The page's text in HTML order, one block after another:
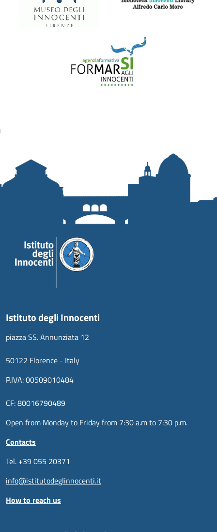
Istituto degli Innocenti
piazza SS. Annunziata 12
50122 Florence - Italy
P.IVA: 00509010484
CF: 80016790489
Open from Monday to Friday from 7:30 a.m to 7:30 p.m.
Contacts
Tel. +39 055 20371
info@istitutodeglinnocenti.it
How to reach us